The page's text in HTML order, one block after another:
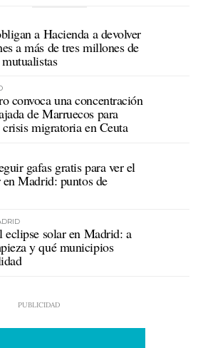
a Hacienda a devolver
a más de tres millones de
convoca una concentración
de Marruecos para
migratoria en Ceuta
gafas gratis para ver el
Madrid: puntos de
eclipse solar en Madrid: a
y qué municipios